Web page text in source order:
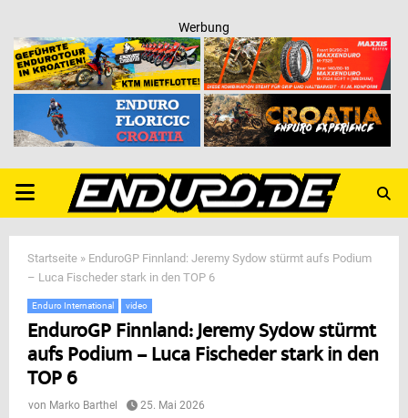
Werbung
PRIMARY
MENU
Startseite » EnduroGP Finnland: Jeremy Sydow stürmt aufs Podium
– Luca Fischeder stark in den TOP 6
Enduro International video
EnduroGP Finnland: Jeremy Sydow stürmt
aufs Podium – Luca Fischeder stark in den
TOP 6
von Marko Barthel 25. Mai 2026